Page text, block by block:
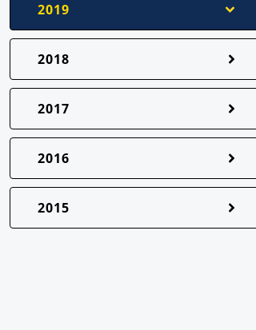
2019
2018
2017
2016
2015